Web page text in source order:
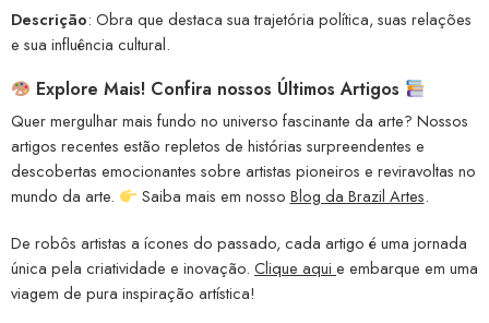
Descrição: Obra que destaca sua trajetória política, suas relações
e sua influência cultural.
Explore Mais! Confira nossos Últimos Artigos
Quer mergulhar mais fundo no universo fascinante da arte? Nossos
artigos recentes estão repletos de histórias surpreendentes e
descobertas emocionantes sobre artistas pioneiros e reviravoltas no
mundo da arte.
Saiba mais em nosso Blog da Brazil Artes.
De robôs artistas a ícones do passado, cada artigo é uma jornada
única pela criatividade e inovação. Clique aqui e embarque em uma
viagem de pura inspiração artística!